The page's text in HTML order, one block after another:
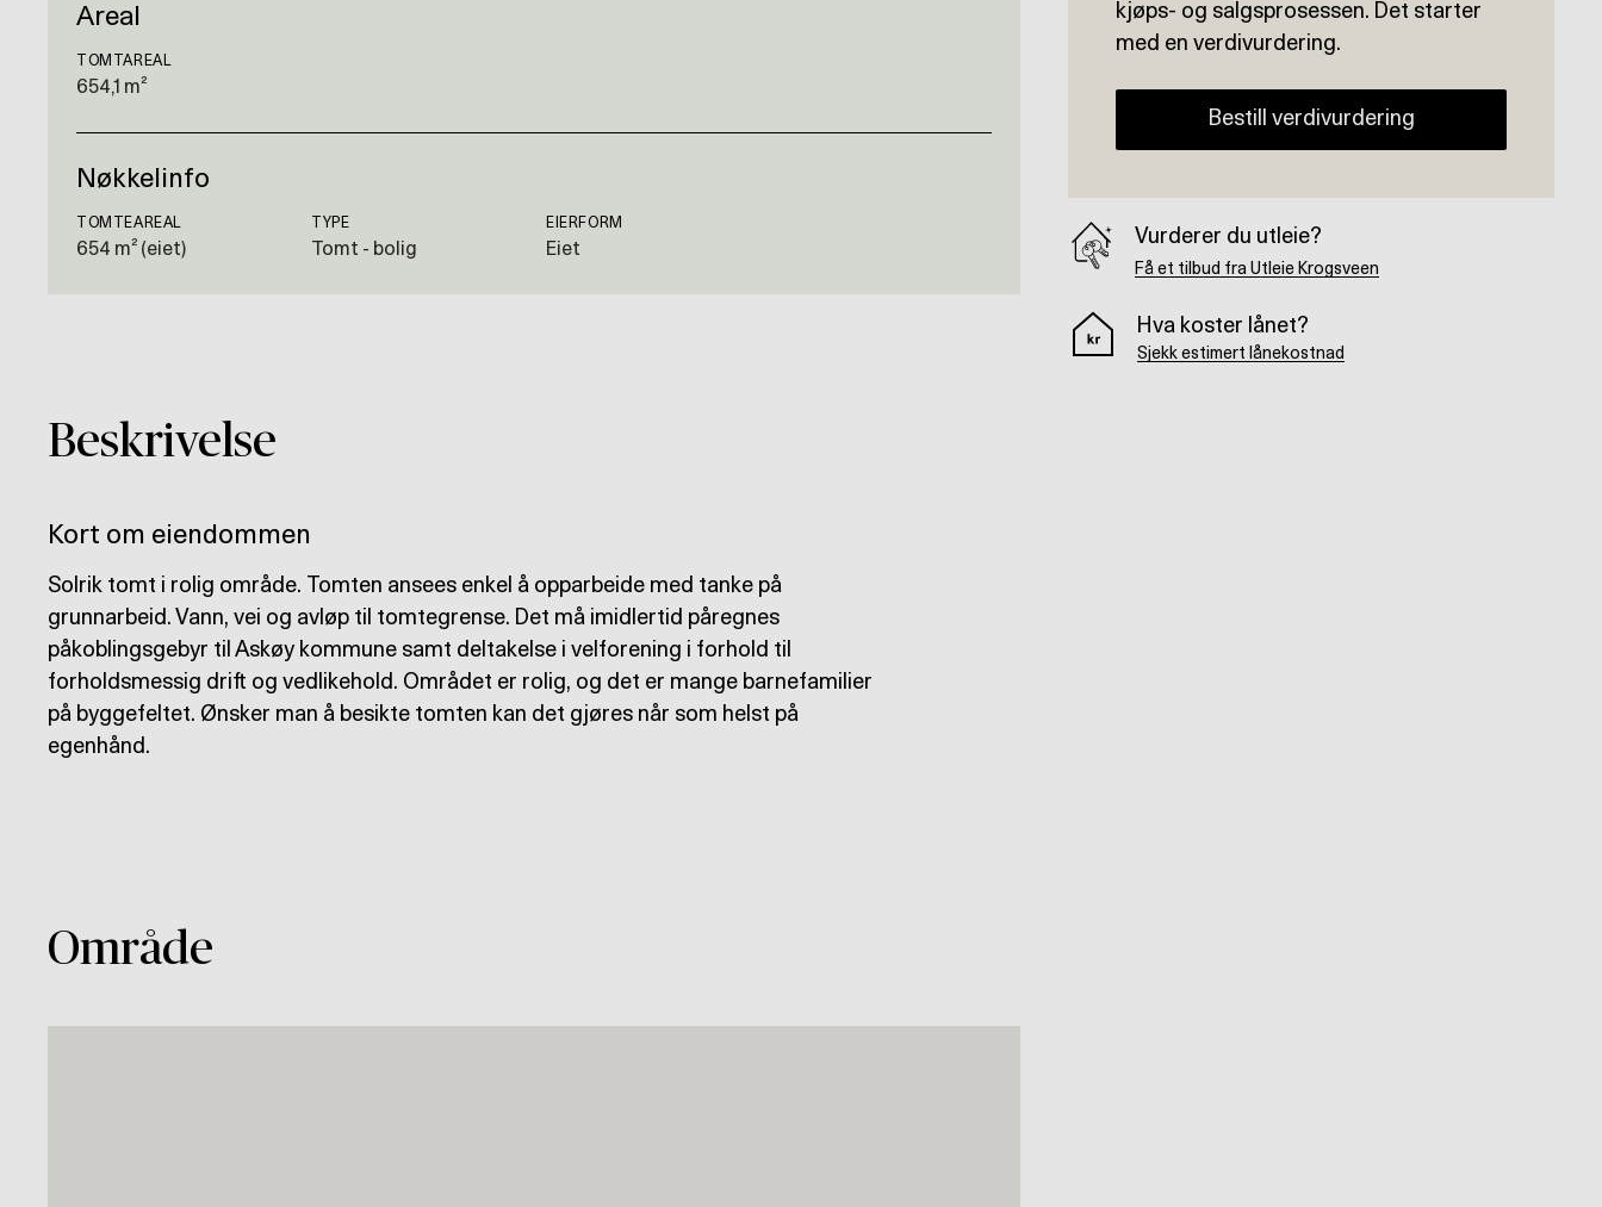
Areal
TOMTAREAL
654,1 m²
Nøkkelinfo
TOMTEAREAL
654 m² (eiet)
TYPE
Tomt - bolig
EIERFORM
Eiet
Beskrivelse
Kort om eiendommen
Solrik tomt i rolig område. Tomten ansees enkel å opparbeide med tanke på
grunnarbeid. Vann, vei og avløp til tomtegrense. Det må imidlertid påregnes
påkoblingsgebyr til Askøy kommune samt deltakelse i velforening i forhold til
forholdsmessig drift og vedlikehold. Området er rolig, og det er mange barnefamilier
på byggefeltet. Ønsker man å besikte tomten kan det gjøres når som helst på
egenhånd.
Område
kjøps- og salgsprosessen. Det starter
med en verdivurdering.
Bestill verdivurdering
Vurderer du utleie?
Få et tilbud fra Utleie Krogsveen
Hva koster lånet?
Sjekk estimert lånekostnad